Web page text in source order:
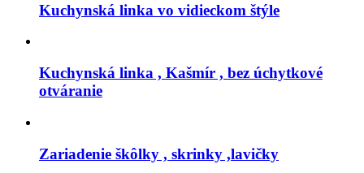
Kuchynská linka vo vidieckom štýle
Kuchynská linka , Kašmír , bez úchytkové
otváranie
Zariadenie škôlky , skrinky ,lavičky